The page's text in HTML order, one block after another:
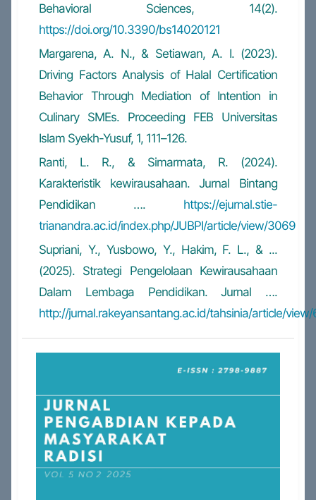
Behavioral Sciences, 14(2).
https://doi.org/10.3390/bs14020121
Margarena, A. N., & Setiawan, A. I. (2023).
Driving Factors Analysis of Halal Certification
Behavior Through Mediation of Intention in
Culinary SMEs. Proceeding FEB Universitas
Islam Syekh-Yusuf, 1, 111–126.
Ranti, L. R., & Simarmata, R. (2024).
Karakteristik kewirausahaan. Jurnal Bintang
Pendidikan …. https://ejurnal.stie-
trianandra.ac.id/index.php/JUBPI/article/view/3069
Supriani, Y., Yusbowo, Y., Hakim, F. L., & ...
(2025). Strategi Pengelolaan Kewirausahaan
Dalam Lembaga Pendidikan. Jurnal ….
http://jurnal.rakeyansantang.ac.id/tahsinia/article/